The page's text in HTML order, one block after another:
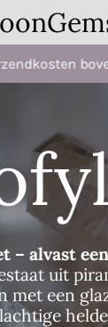
– alvast
uit
met een